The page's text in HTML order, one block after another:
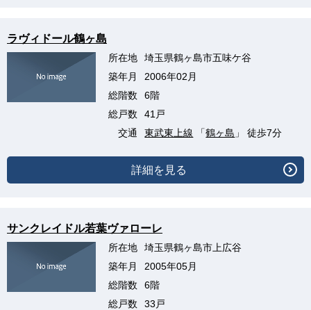
ラヴィドール鶴ヶ島
所在地
埼玉県鶴ヶ島市五味ケ谷
築年月
2006年02月
総階数
6階
総戸数
41戸
交通
東武東上線 「鶴ヶ島 」 徒歩7分
詳細を見る
サンクレイドル若葉ヴァローレ
所在地
埼玉県鶴ヶ島市上広谷
築年月
2005年05月
総階数
6階
総戸数
33戸